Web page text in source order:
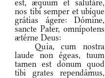
est, æquum et salutáre,
nos tibi semper et ubíque
grátias ágere: Dómine,
sancte Pater, omnípotens
ætérne Deus:
Quia, cum nostra
laude non égeas, tuum
tamen est donum quod
tibi grates rependámus,